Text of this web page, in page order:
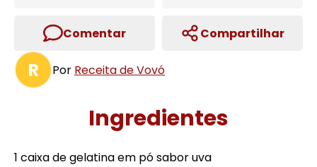
Comentar Compartilhar
R Por Receita de Vovó
Ingredientes
1 caixa de gelatina em pó sabor uva